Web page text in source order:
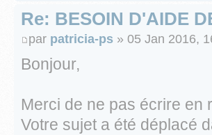
Re: BESOIN D'AIDE
par patricia-ps » 05 Jan 2016,
Bonjour,
Merci de ne pas écrire en
Votre sujet a été déplacé